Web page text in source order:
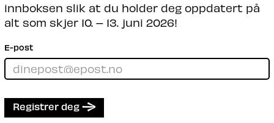
innboksen slik at du holder deg oppdatert på
alt som skjer 10. – 13. juni 2026!
E-post
Registrer deg